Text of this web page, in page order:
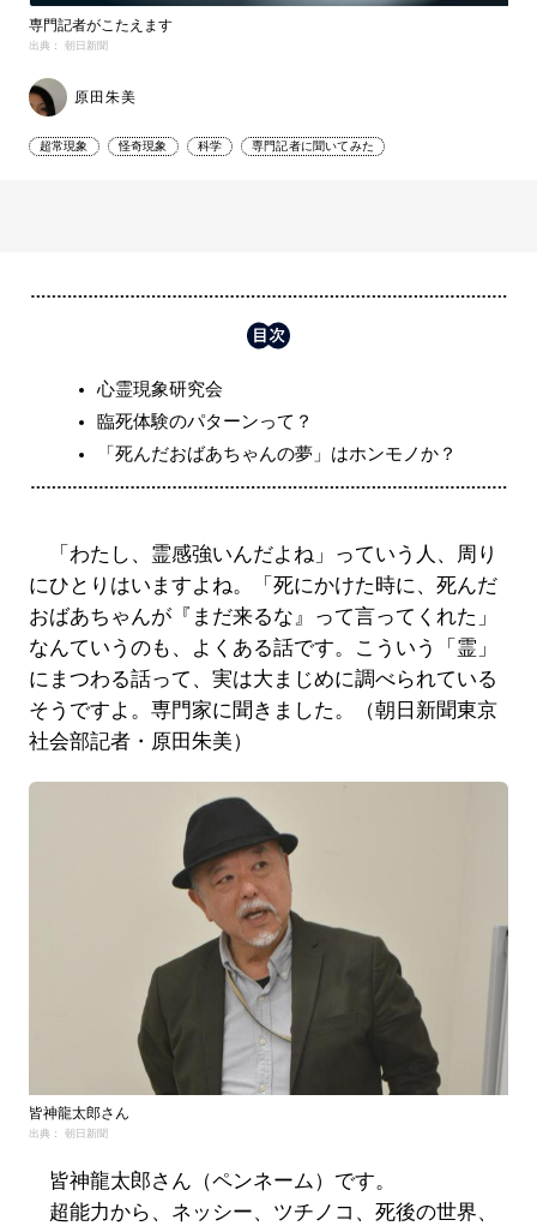
専門記者がこたえます
出典： 朝日新聞
原田朱美
超常現象 怪奇現象 科学 専門記者に聞いてみた
心霊現象研究会
臨死体験のパターンって？
「死んだおばあちゃんの夢」はホンモノか？
「わたし、霊感強いんだよね」っていう人、周り
にひとりはいますよね。「死にかけた時に、死んだ
おばあちゃんが『まだ来るな』って言ってくれた」
なんていうのも、よくある話です。こういう「霊」
にまつわる話って、実は大まじめに調べられている
そうですよ。専門家に聞きました。（朝日新聞東京
社会部記者・原田朱美）
皆神龍太郎さん
出典： 朝日新聞
皆神龍太郎さん（ペンネーム）です。
超能力から、ネッシー、ツチノコ、死後の世界、